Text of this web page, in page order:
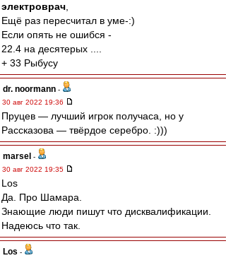
электроврач
Ещё раз пересчитал в уме-:)
Если опять не ошибся -
22.4 на десятерых ....
+ 33 Рыбусу
dr. noormann -
30 авг 2022 19:36
Пруцев — лучший игрок получаса, но у
Рассказова — твёрдое серебро. :)))
marsel -
30 авг 2022 19:35
Los
Да. Про Шамара.
Знающие люди пишут что дисквалификации.
Надеюсь что так.
Los -